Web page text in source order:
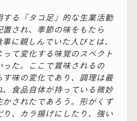
する「タコ足」的な生業活動
置され、季節の味をもたら
に親しんでいた人びとは、
って変化する味覚のスペクト
った。ここで賞味されるの
す味の変化であり、調理は最
、食品自体が持っている微妙
かされたであろう。形がくず
り、カラ揚げにしたり、強い